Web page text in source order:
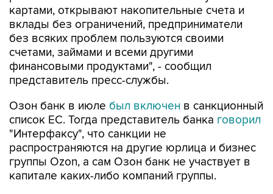
картами, открывают накопительные счета и
вклады без ограничений, предприниматели
без всяких проблем пользуются своими
счетами, займами и всеми другими
финансовыми продуктами", - сообщил
представитель пресс-службы.
Озон банк в июле был включен в санкционный
список ЕС. Тогда представитель банка говорил
"Интерфаксу", что санкции не
распространяются на другие юрлица и бизнес
группы Ozon, а сам Озон банк не участвует в
капитале каких-либо компаний группы.